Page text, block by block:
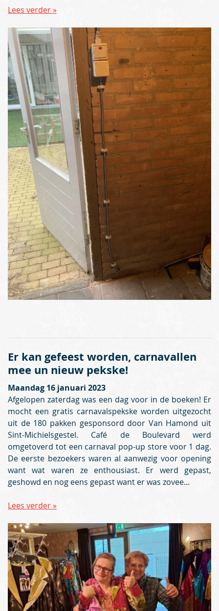
Lees verder »
Er kan gefeest worden, carnavallen
mee un nieuw pekske!
Maandag 16 januari 2023
Afgelopen zaterdag was een dag voor in de boeken! Er
mocht een gratis carnavalspekske worden uitgezocht
uit de 180 pakken gesponsord door Van Hamond uit
Sint-Michielsgestel. Café de Boulevard werd
omgetoverd tot een carnaval pop-up store voor 1 dag.
De eerste bezoekers waren al aanwezig voor opening
want wat waren ze enthousiast. Er werd gepast,
geshowd en nog eens gepast want er was zovee...
Lees verder »